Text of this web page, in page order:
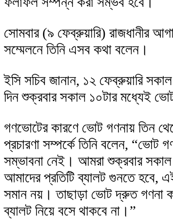
সোমবার (৯ ফেব্রুয়ারি) রাজধানীর
সম্মেলনে তিনি এসব কথা বলেন।
ইসি সচিব জানান, ১২ ফেব্রুয়ারি
দিন শুক্রবার সকাল ১০টার মধ্যেই
গণভোটের কারণে ভোট গণনায় তিন
প্রচারণা সম্পর্কে তিনি বলেন, “ভোট
সম্ভাবনা নেই। আমরা শুক্রবার
আমাদের প্রতিটি ব্যালট গুনতে
সমান নয়। তাছাড়া ভোট দ্রুত গণনা
ব্যালট নিয়ে বসে থাকবে না।”